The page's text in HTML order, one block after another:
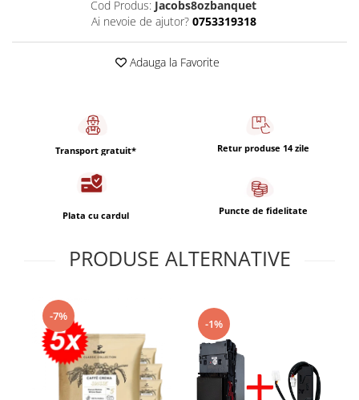
Capsule de Cafea
Cafea macinata
Cod Produs: Jacobs8ozbanquet
Ai nevoie de ajutor? 0753319318
Adauga la Favorite
Transport gratuit* Retur produse 14 zile
Plata cu cardul Puncte de fidelitate
PRODUSE ALTERNATIVE
-7%
-1%